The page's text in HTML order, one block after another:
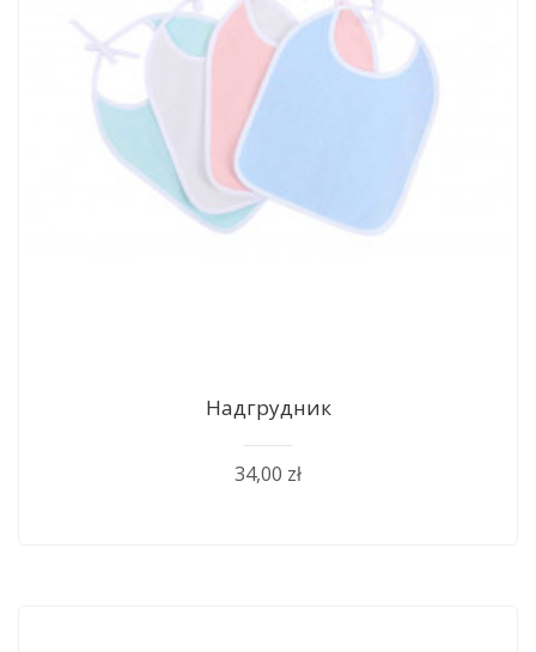
Надгрудник
34,00 zł